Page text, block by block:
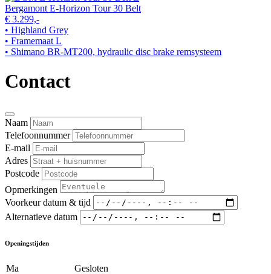
Bergamont E-Horizon Tour 30 Belt
€ 3.299,-
• Highland Grey
• Framemaat L
• Shimano BR-MT200, hydraulic disc brake remsysteem
Contact
Naam
Telefoonnummer
E-mail
Adres
Postcode
Opmerkingen
Voorkeur datum & tijd
Alternatieve datum
Openingstijden
Ma
Gesloten